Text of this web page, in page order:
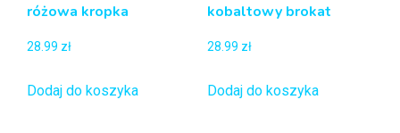
różowa kropka
28.99 zł
Dodaj do koszyka
kobaltowy brokat
28.99 zł
Dodaj do koszyka